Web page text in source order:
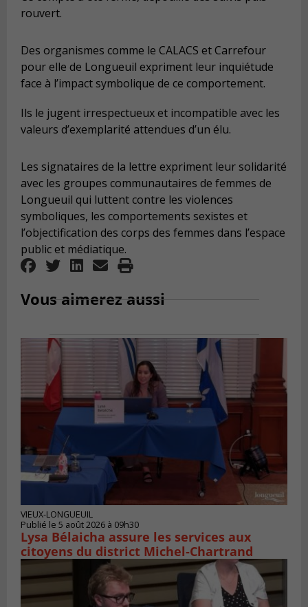
rouvert.
Des organismes comme le CALACS et Carrefour
pour elle de Longueuil expriment leur inquiétude
face à l’impact symbolique de ce comportement.
Ils le jugent irrespectueux et incompatible avec les
valeurs d’exemplarité attendues d’un élu.
Les signataires de la lettre expriment leur solidarité
avec les groupes communautaires de femmes de
Longueuil qui luttent contre les violences
symboliques, les comportements sexistes et
l’objectification des corps des femmes dans l’espace
public et médiatique.
Vous aimerez aussi
VIEUX-LONGUEUIL
Publié le 5 août 2026 à 09h30
Lysa Bélaicha assure les services aux
citoyens du district Michel‑Chartrand